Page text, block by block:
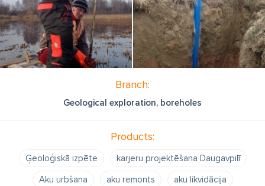
Branch:
Geological exploration, boreholes
Products:
Ģeoloģiskā izpēte
karjeru projektēšana Daugavpilī
Aku urbšana
aku remonts
aku likvidācija